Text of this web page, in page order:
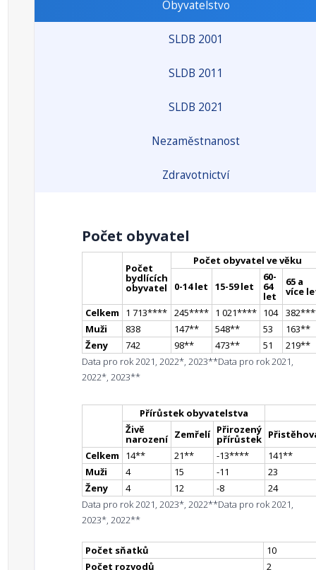
Obyvatelstvo
SLDB 2001
SLDB 2011
SLDB 2021
Nezaměstnanost
Zdravotnictví
Počet obyvatel
Počet
bydlících
obyvatel
Počet obyvatel ve věku
0-14 let 15-59 let
60-
64
let
65 a
více
Celkem
1 713**** 245**** 1 021**** 104 382**
Muži
838 147** 548** 53 163**
Ženy
742 98** 473** 51 219**
Data pro rok 2021, 2022*, 2023**Data pro rok 2021,
2022*, 2023**
Přírůstek obyvatelstva
Živě
narození Zemřelí Přirozený
přírůstek
Celkem
14** 21** -13**** 141**
Muži
4 15 -11
23
Ženy
4 12 -8
24
Data pro rok 2021, 2023*, 2022**Data pro rok 2021,
2023*, 2022**
Počet sňatků
10
Počet rozvodů
2